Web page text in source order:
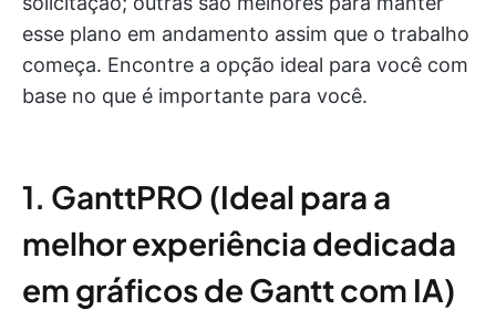
esse plano em andamento assim que o trabalho
começa. Encontre a opção ideal para você com
base no que é importante para você.
1. GanttPRO (Ideal para a
melhor experiência dedicada
em gráficos de Gantt com IA)